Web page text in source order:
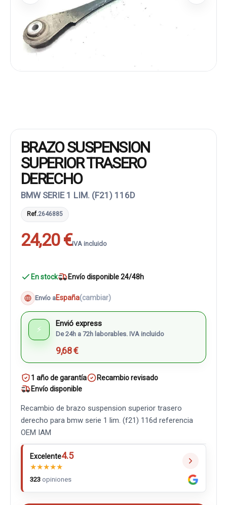
BRAZO SUSPENSION
SUPERIOR TRASERO
DERECHO
BMW SERIE 1 LIM. (F21) 116D
Ref.2646885
24,20 €IVA incluido
En stock Envío disponible 24/48h
Envío aEspaña(cambiar)
⚡
Envió express
De 24h a 72h laborables. IVA incluido
9,68 €
1 año de garantía
Recambio revisado
Envío disponible
Recambio de brazo suspension superior trasero
derecho para bmw serie 1 lim. (f21) 116d referencia
OEM IAM
Excelente4.5
★★★★★
323 opiniones